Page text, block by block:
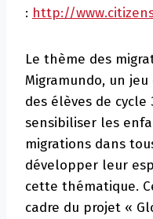
: http://
Le thème des
Migramundo, un
des élèves de
sensibiliser les
migrations dans
développer leur
cette thématique.
cadre du projet «